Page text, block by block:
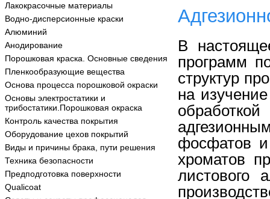
Лакокрасочные материалы
Водно-дисперсионные краски
Алюминий
Анодирование
Порошковая краска. Основные сведения
Пленкообразующие вещества
Основа процесса порошковой окраски
Основы электростатики и
трибостатики.Порошковая окраска
Контроль качества покрытия
Оборудование цехов покрытий
Виды и причины брака, пути решения
Техника безопасности
Предподготовка поверхности
Qualicoat
В
программ
структур
на
фосфатов и
хроматов
листового